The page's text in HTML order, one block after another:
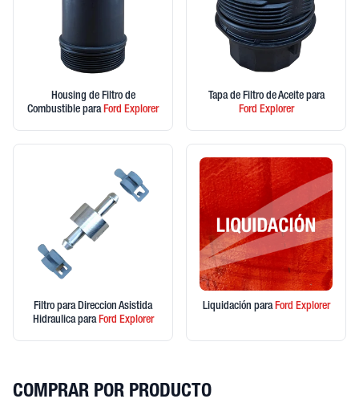
Housing de Filtro de
Combustible paraFord Explorer
Tapa de Filtro de Aceite para
Ford Explorer
Filtro para Direccion Asistida
Hidraulica paraFord Explorer
Liquidación paraFord Explorer
COMPRAR POR PRODUCTO